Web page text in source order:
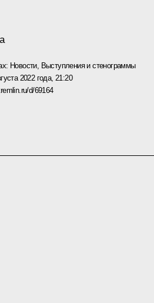
Новости, Выступления и стенограммы
2022 года, 21:20
d/69164